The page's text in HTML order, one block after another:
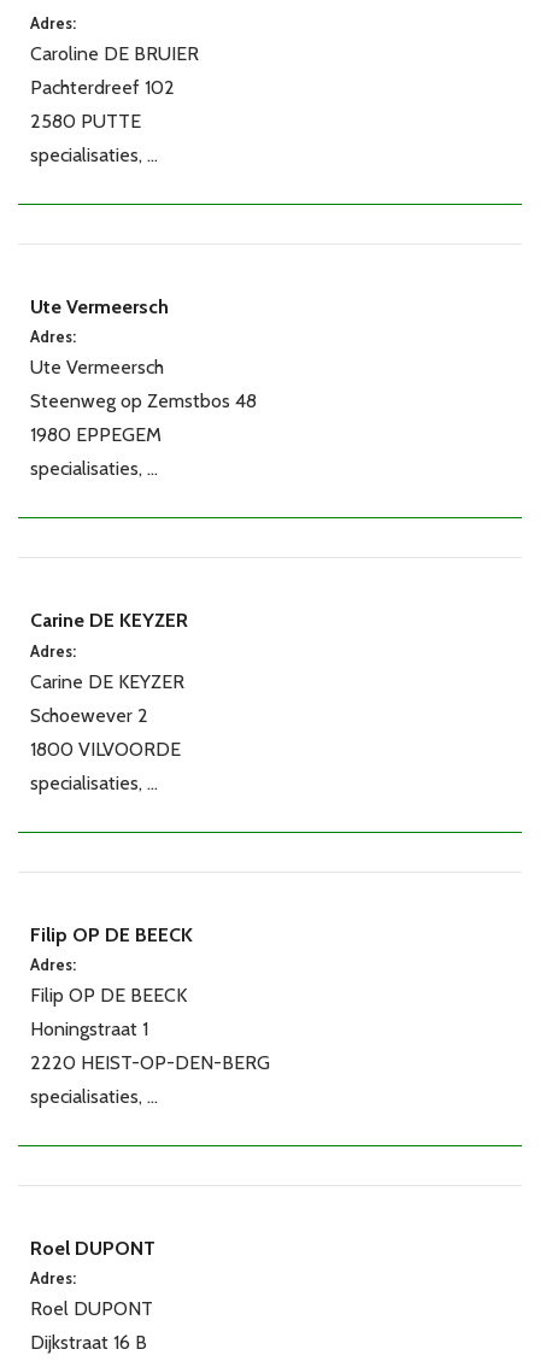
Adres:
Caroline DE BRUIER
Pachterdreef 102
2580 PUTTE
specialisaties, ...
Ute Vermeersch
Adres:
Ute Vermeersch
Steenweg op Zemstbos 48
1980 EPPEGEM
specialisaties, ...
Carine DE KEYZER
Adres:
Carine DE KEYZER
Schoewever 2
1800 VILVOORDE
specialisaties, ...
Filip OP DE BEECK
Adres:
Filip OP DE BEECK
Honingstraat 1
2220 HEIST-OP-DEN-BERG
specialisaties, ...
Roel DUPONT
Adres:
Roel DUPONT
Dijkstraat 16 B